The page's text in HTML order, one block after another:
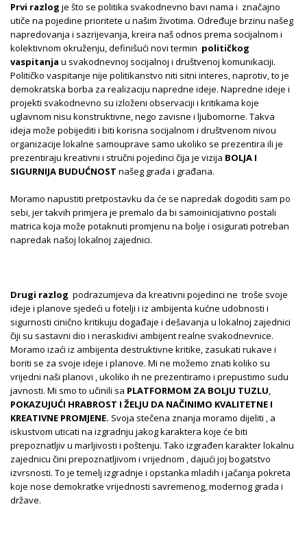
Prvi razlog je što se politika svakodnevno bavi nama i značajno
utiče na pojedine prioritete u našim životima. Određuje brzinu našeg
napredovanja i sazrijevanja, kreira naš odnos prema socijalnom i
kolektivnom okruženju, definišući novi termin političkog
vaspitanja u svakodnevnoj socijalnoj i društvenoj komunikaciji.
Političko vaspitanje nije politikanstvo niti sitni interes, naprotiv, to je
demokratska borba za realizaciju napredne ideje. Napredne ideje i
projekti svakodnevno su izloženi observaciji i kritikama koje
uglavnom nisu konstruktivne, nego zavisne i ljubomorne. Takva
ideja može pobijediti i biti korisna socijalnom i društvenom nivou
organizacije lokalne samouprave samo ukoliko se prezentira ili je
prezentiraju kreativni i stručni pojedinci čija je vizija BOLJA I
SIGURNIJA BUDUĆNOST našeg grada i građana.
Moramo napustiti pretpostavku da će se napredak dogoditi sam po
sebi, jer takvih primjera je premalo da bi samoinicijativno postali
matrica koja može potaknuti promjenu na bolje i osigurati potreban
napredak našoj lokalnoj zajednici.
Drugi razlog podrazumjeva da kreativni pojedinci ne troše svoje
ideje i planove sjedeći u fotelji i iz ambijenta kućne udobnosti i
sigurnosti cinično kritikuju događaje i dešavanja u lokalnoj zajednici
čiji su sastavni dio i neraskidivi ambijent realne svakodnevnice.
Moramo izaći iz ambijenta destruktivne kritike, zasukati rukave i
boriti se za svoje ideje i planove. Mi ne možemo znati koliko su
vrijedni naši planovi , ukoliko ih ne prezentiramo i prepustimo sudu
javnosti. Mi smo to učinili sa PLATFORMOM ZA BOLJU TUZLU,
POKAZUJUĆI HRABROST I ŽELJU DA NAČINIMO KVALITETNE I
KREATIVNE PROMJENE. Svoja stečena znanja moramo dijeliti , a
iskustvom uticati na izgradnju jakog karaktera koje će biti
prepoznatljiv u marljivosti i poštenju. Tako izgrađen karakter lokalnu
zajednicu čini prepoznatljivom i vrijednom , dajući joj bogatstvo
izvrsnosti. To je temelj izgradnje i opstanka mladih i jačanja pokreta
koje nose demokratke vrijednosti savremenog, modernog grada i
države.